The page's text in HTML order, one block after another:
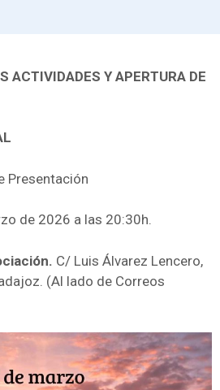
ACTIVIDADES Y APERTURA DE
Presentación
de 2026 a las 20:30h.
C/ Luis Álvarez Lencero,
(Al lado de Correos